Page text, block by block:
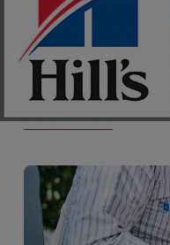
"Kedi Köpek Gibi Kavga
Etme"nin Tarihi
devamını oku